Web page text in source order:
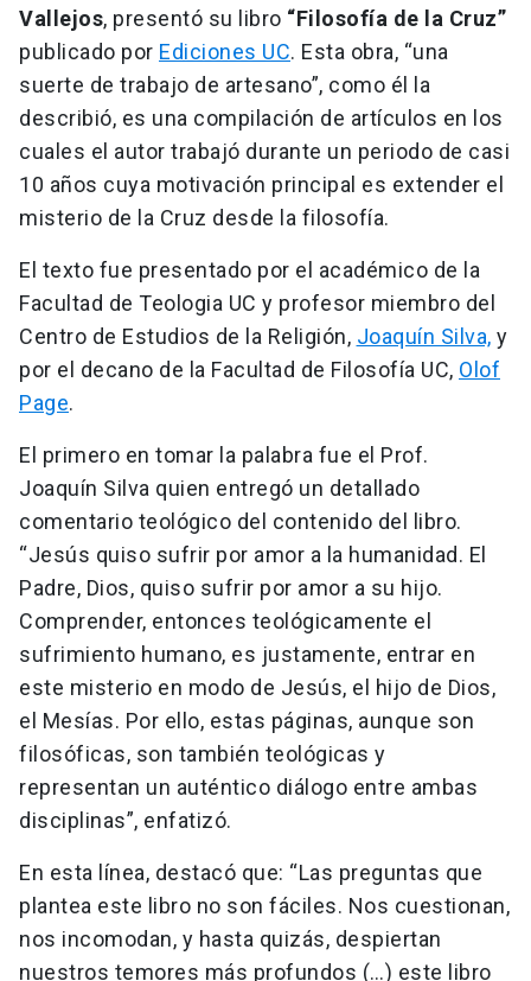
Vallejos, presentó su libro “Filosofía de la Cruz”
publicado por Ediciones UC. Esta obra, “una
suerte de trabajo de artesano”, como él la
describió, es una compilación de artículos en los
cuales el autor trabajó durante un periodo de casi
10 años cuya motivación principal es extender el
misterio de la Cruz desde la filosofía.
El texto fue presentado por el académico de la
Facultad de Teologia UC y profesor miembro del
Centro de Estudios de la Religión, Joaquín Silva, y
por el decano de la Facultad de Filosofía UC, Olof
Page.
El primero en tomar la palabra fue el Prof.
Joaquín Silva quien entregó un detallado
comentario teológico del contenido del libro.
“Jesús quiso sufrir por amor a la humanidad. El
Padre, Dios, quiso sufrir por amor a su hijo.
Comprender, entonces teológicamente el
sufrimiento humano, es justamente, entrar en
este misterio en modo de Jesús, el hijo de Dios,
el Mesías. Por ello, estas páginas, aunque son
filosóficas, son también teológicas y
representan un auténtico diálogo entre ambas
disciplinas”, enfatizó.
En esta línea, destacó que: “Las preguntas que
plantea este libro no son fáciles. Nos cuestionan,
nos incomodan, y hasta quizás, despiertan
nuestros temores más profundos (…) este libro